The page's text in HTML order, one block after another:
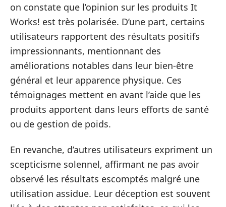
on constate que l’opinion sur les produits It
Works! est très polarisée. D’une part, certains
utilisateurs rapportent des résultats positifs
impressionnants, mentionnant des
améliorations notables dans leur bien-être
général et leur apparence physique. Ces
témoignages mettent en avant l’aide que les
produits apportent dans leurs efforts de santé
ou de gestion de poids.
En revanche, d’autres utilisateurs expriment un
scepticisme solennel, affirmant ne pas avoir
observé les résultats escomptés malgré une
utilisation assidue. Leur déception est souvent